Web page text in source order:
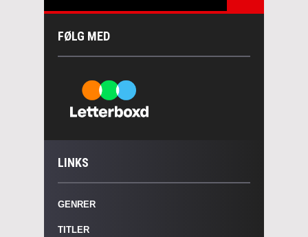
FØLG MED
LINKS
GENRER
TITLER